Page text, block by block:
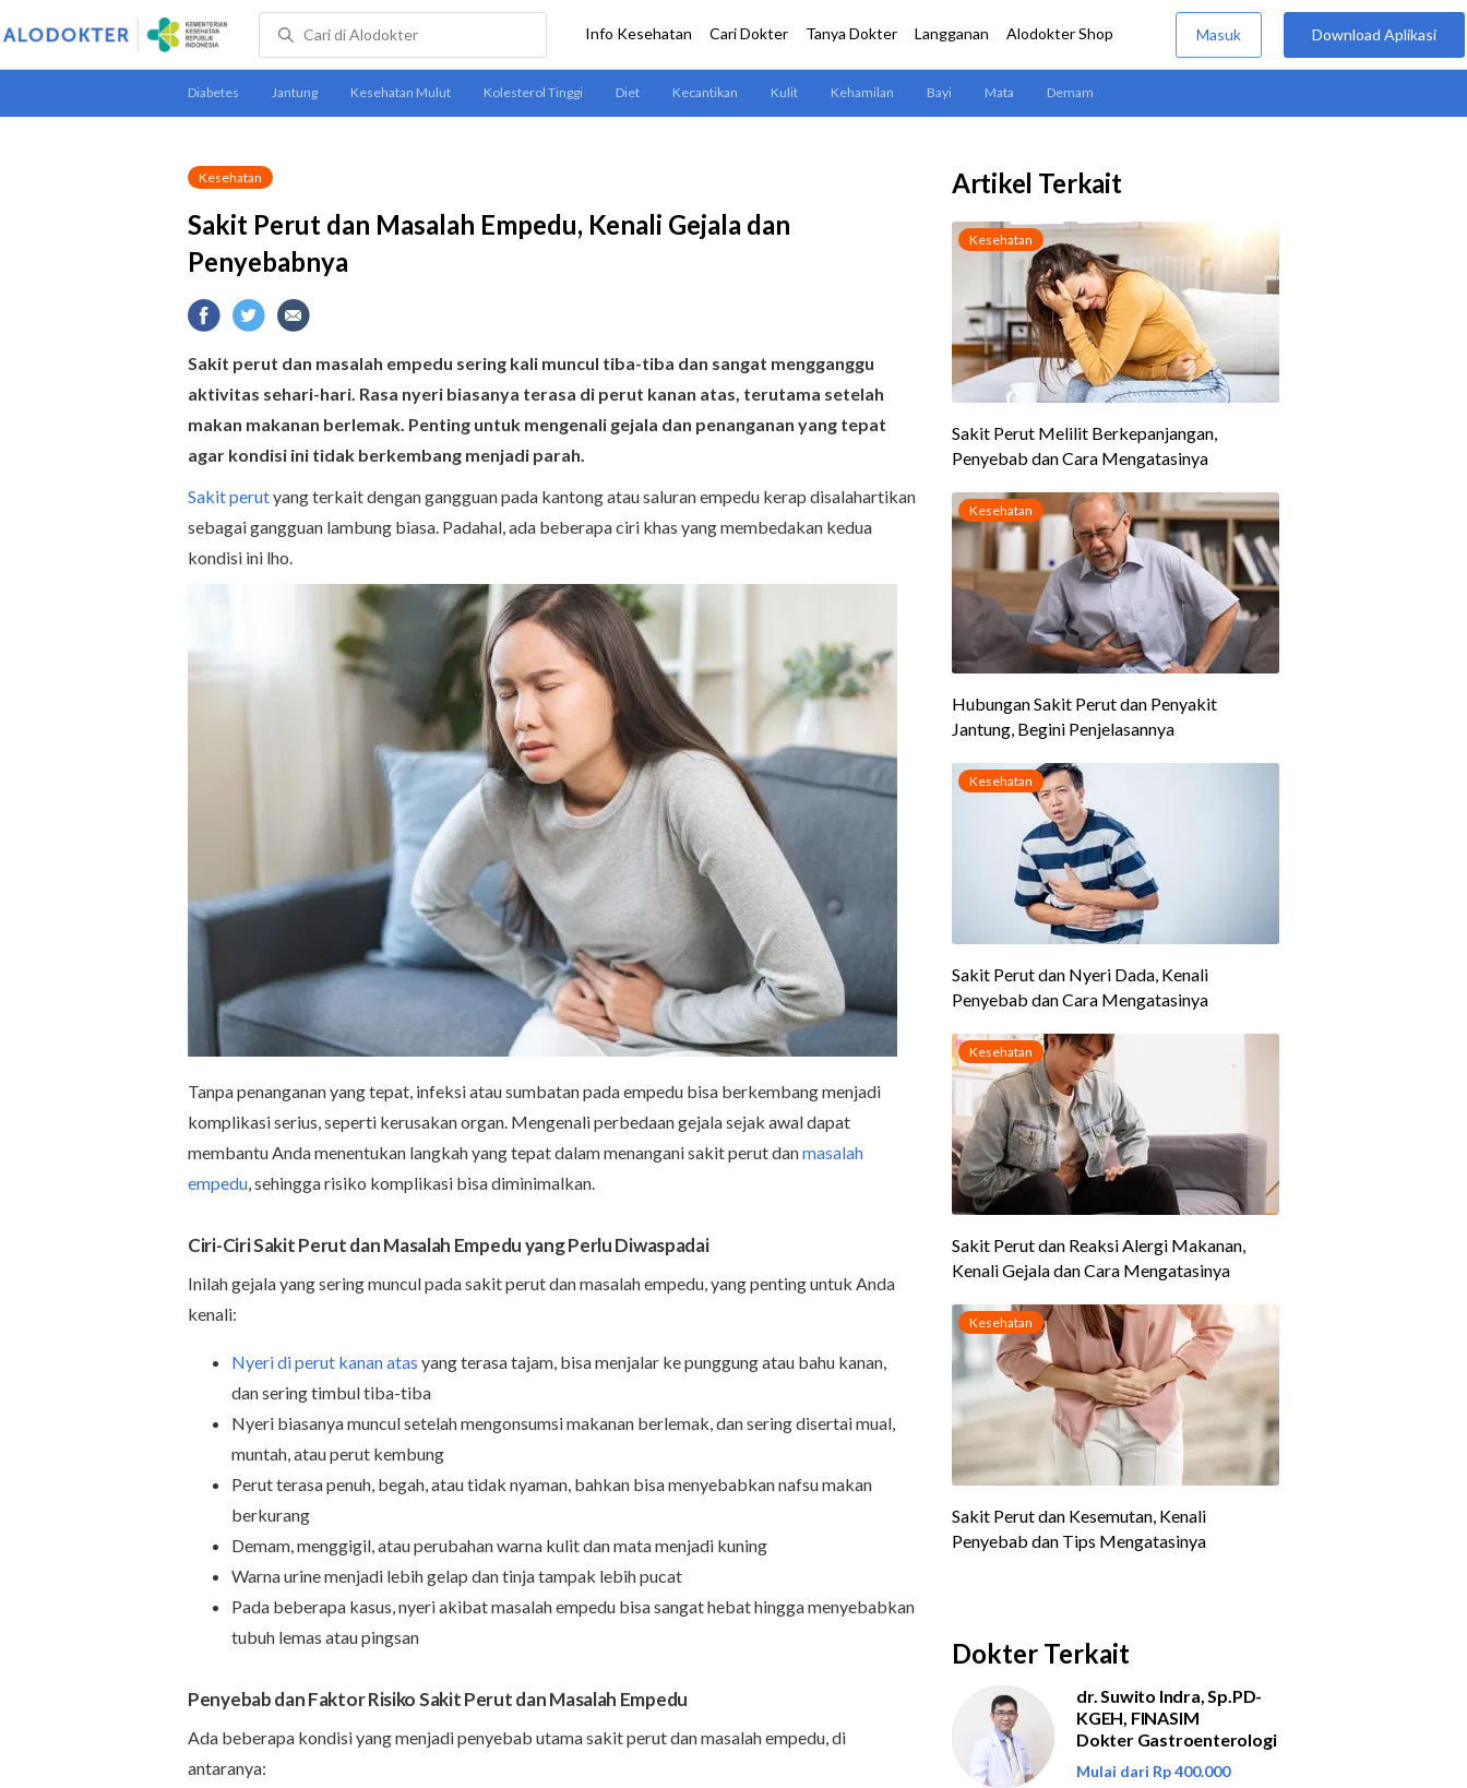
Kesehatan
Sakit Perut dan Masalah Empedu, Kenali Gejala dan
Penyebabnya
Sakit perut dan masalah empedu sering kali muncul tiba-tiba dan sangat mengganggu
aktivitas sehari-hari. Rasa nyeri biasanya terasa di perut kanan atas, terutama setelah
makan makanan berlemak. Penting untuk mengenali gejala dan penanganan yang tepat
agar kondisi ini tidak berkembang menjadi parah.
Sakit perutyang terkait dengan gangguan pada kantong atau saluran empedu kerap disalahartikan
sebagai gangguan lambung biasa. Padahal, ada beberapa ciri khas yang membedakan kedua
kondisi ini lho.
Tanpa penanganan yang tepat, infeksi atau sumbatan pada empedu bisa berkembang menjadi
komplikasi serius, seperti kerusakan organ. Mengenali perbedaan gejala sejak awal dapat
membantu Anda menentukan langkah yang tepat dalam menangani sakit perut danmasalah
empedu, sehingga risiko komplikasi bisa diminimalkan.
Ciri-Ciri Sakit Perut dan Masalah Empedu yang Perlu Diwaspadai
Inilah gejala yang sering muncul pada sakit perut dan masalah empedu, yang penting untuk Anda
kenali:
Nyeri di perut kanan atas yang terasa tajam, bisa menjalar ke punggung atau bahu kanan,
dan sering timbul tiba-tiba
Nyeri biasanya muncul setelah mengonsumsi makanan berlemak, dan sering disertai mual,
muntah, atau perut kembung
Perut terasa penuh, begah, atau tidak nyaman, bahkan bisa menyebabkan nafsu makan
berkurang
Demam, menggigil, atau perubahan warna kulit dan mata menjadi kuning
Warna urine menjadi lebih gelap dan tinja tampak lebih pucat
Pada beberapa kasus, nyeri akibat masalah empedu bisa sangat hebat hingga menyebabkan
tubuh lemas atau pingsan
Penyebab dan Faktor Risiko Sakit Perut dan Masalah Empedu
Ada beberapa kondisi yang menjadi penyebab utama sakit perut dan masalah empedu, di
antaranya:
Artikel Terkait
Dokter Terkait